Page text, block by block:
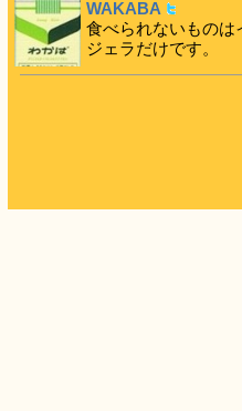
WAKABA
食べられないものは
ジェラだけです。